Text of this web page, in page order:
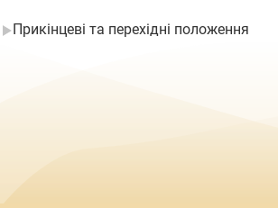
Прикінцеві та перехідні положення